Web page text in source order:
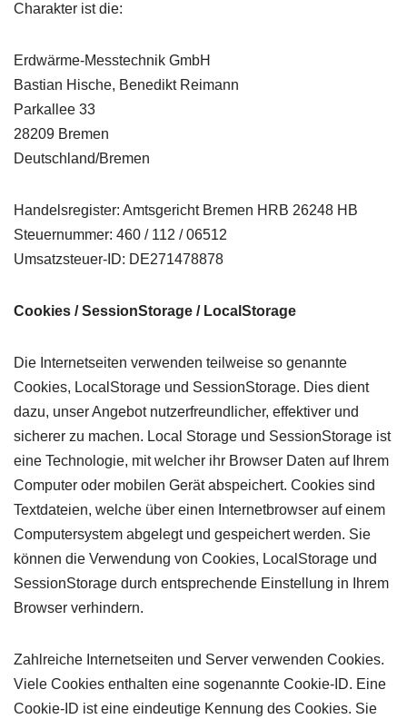
Charakter ist die:
Erdwärme-Messtechnik GmbH
Bastian Hische, Benedikt Reimann
Parkallee 33
28209 Bremen
Deutschland/Bremen
Handelsregister: Amtsgericht Bremen HRB 26248 HB
Steuernummer: 460 / 112 / 06512
Umsatzsteuer-ID: DE271478878
Cookies / SessionStorage / LocalStorage
Die Internetseiten verwenden teilweise so genannte
Cookies, LocalStorage und SessionStorage. Dies dient
dazu, unser Angebot nutzerfreundlicher, effektiver und
sicherer zu machen. Local Storage und SessionStorage ist
eine Technologie, mit welcher ihr Browser Daten auf Ihrem
Computer oder mobilen Gerät abspeichert. Cookies sind
Textdateien, welche über einen Internetbrowser auf einem
Computersystem abgelegt und gespeichert werden. Sie
können die Verwendung von Cookies, LocalStorage und
SessionStorage durch entsprechende Einstellung in Ihrem
Browser verhindern.
Zahlreiche Internetseiten und Server verwenden Cookies.
Viele Cookies enthalten eine sogenannte Cookie-ID. Eine
Cookie-ID ist eine eindeutige Kennung des Cookies. Sie